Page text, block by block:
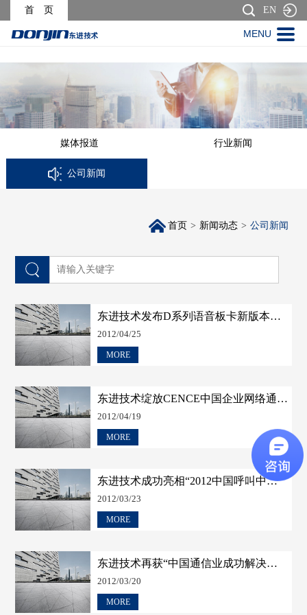
首 页 EN
MENU
媒体报道 行业新闻
公司新闻
首页 > 新闻动态 > 公司新闻
东进技术发布D系列语音板卡新版本开发包DBDK V3.7.0的通知
2012/04/25
MORE
东进技术绽放CENCE中国企业网络通信大会暨展览会
2012/04/19
MORE
东进技术成功亮相“2012中国呼叫中心及企业通信大会”
2012/03/23
MORE
东进技术再获“中国通信业成功解决方案”评委推荐奖
2012/03/20
MORE